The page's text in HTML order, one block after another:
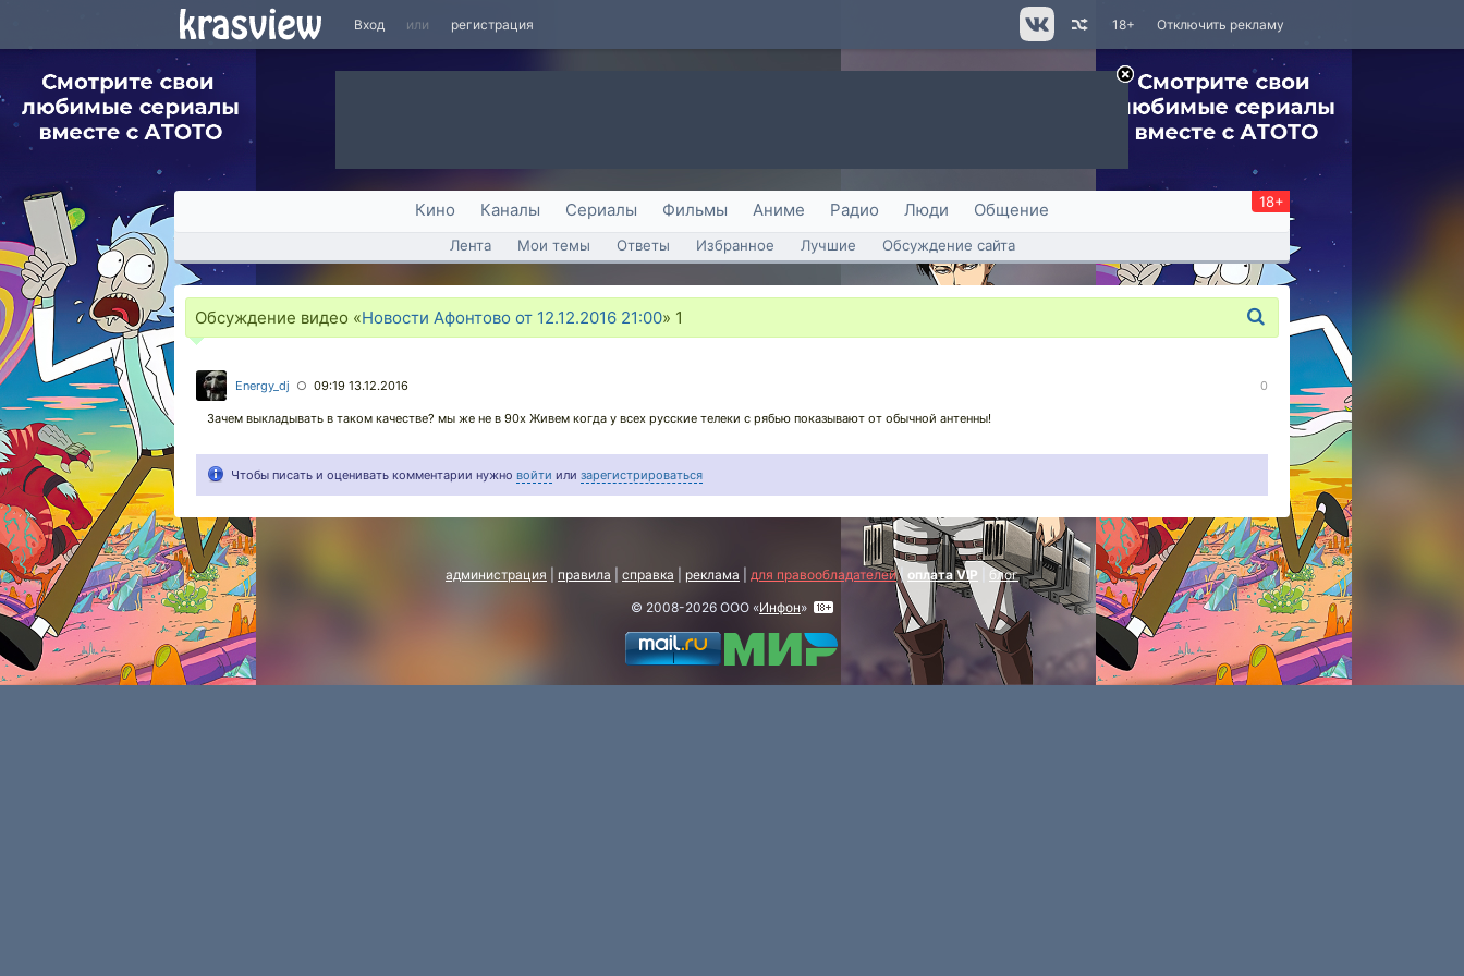
Вход или регистрация Отключить рекламу
18+
Кино Каналы Сериалы Фильмы Аниме Радио Люди Общение 18+
Лента Мои темы Ответы Избранное Лучшие Обсуждение сайта
Обсуждение видео «Новости Афонтово от 12.12.2016 21:00» 1
Energy_dj ○ 09:19 13.12.2016 0
Зачем выкладывать в таком качестве? мы же не в 90х Живем когда у всех русские телеки с рябью показывают от обычной антенны!
Чтобы писать и оценивать комментарии нужно войти или зарегистрироваться
администрация правила справка реклама для правообладателей| оплата VIP
блог
© 2008-2026 ООО «Инфон»